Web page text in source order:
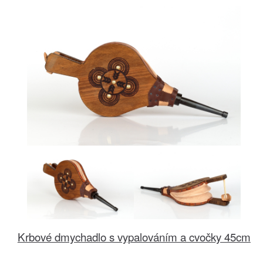
Krbové dmychadlo s vypalováním a cvočky 45cm